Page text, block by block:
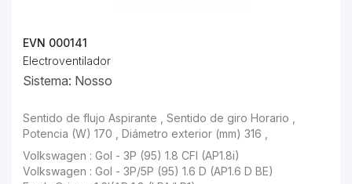
EVN 000141
Electroventilador
Sistema: Nosso
Sentido de flujo Aspirante , Sentido de giro Horario , Potencia (W) 170 , Diámetro exterior (mm) 316 ,
Volkswagen : Gol - 3P (95) 1.8 CFI (AP1.8i)
Volkswagen : Gol - 3P/5P (95) 1.6 D (AP1.6 D BE)